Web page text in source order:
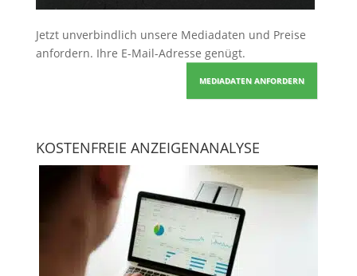
Jetzt unverbindlich unsere Mediadaten und Preise
anfordern. Ihre E-Mail-Adresse genügt.
MEDIADATEN ANFORDERN
KOSTENFREIE ANZEIGENANALYSE